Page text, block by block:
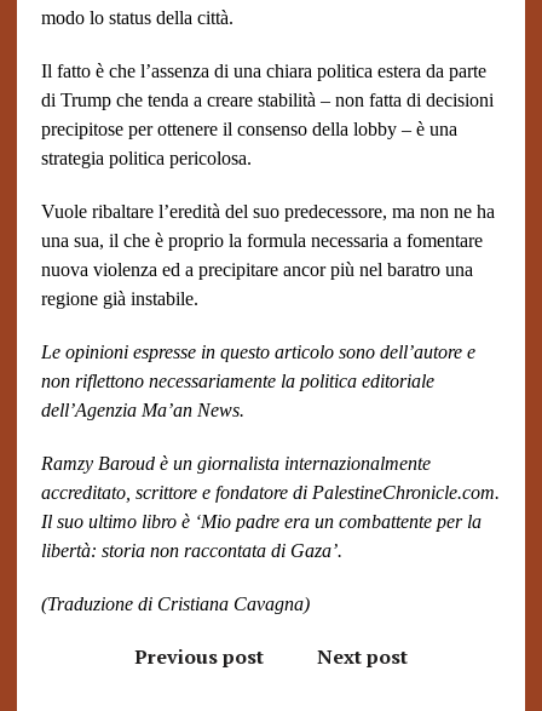
modo lo status della città.
Il fatto è che l’assenza di una chiara politica estera da parte
di Trump che tenda a creare stabilità – non fatta di decisioni
precipitose per ottenere il consenso della lobby – è una
strategia politica pericolosa.
Vuole ribaltare l’eredità del suo predecessore, ma non ne ha
una sua, il che è proprio la formula necessaria a fomentare
nuova violenza ed a precipitare ancor più nel baratro una
regione già instabile.
Le opinioni espresse in questo articolo sono dell’autore e
non riflettono necessariamente la politica editoriale
dell’Agenzia Ma’an News.
Ramzy Baroud è un giornalista internazionalmente
accreditato, scrittore e fondatore di PalestineChronicle.com.
Il suo ultimo libro è ‘Mio padre era un combattente per la
libertà: storia non raccontata di Gaza’.
(Traduzione di Cristiana Cavagna)
Previous post Next post